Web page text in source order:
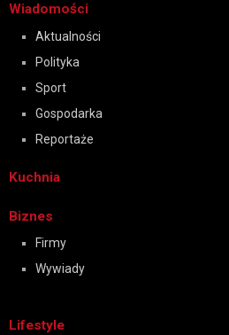
Wiadomości
Aktualności
Polityka
Sport
Gospodarka
Reportaże
Kuchnia
Biznes
Firmy
Wywiady
Lifestyle